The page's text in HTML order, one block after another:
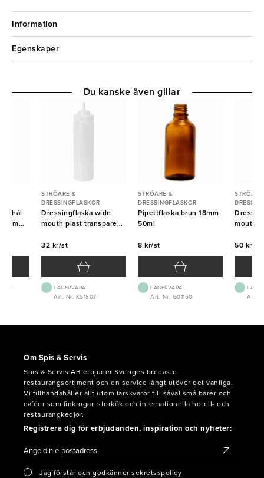
Information
Egenskaper
hål
1-2D
STRÖARE &
DRESSINGFLASKOR
Dressingflaska wide
mouth plast transparent
32 kr/st
LAGERVARA
Art. Nr: K51807
STRÖARE &
DRESSINGFLASKOR
Pipettflaska brun 18mm
50ml
8 kr/st
LAGERVARA
Art. Nr: G01150
mouth
50 kr/st
Art.
Du kanske även gillar
Om Spis & Servis
Spis & Servis AB erbjuder Sveriges bredaste
restaurangsortiment och en service långt utöver det vanliga.
Vi tillhandahåller allt utom färskvaror till såväl små barer och
caféer som finkrogar, storkök och internationella hotell- och
restaurangkedjor.
Registrera dig för erbjudanden, inspiration och nyheter:
Jag förstår och godkänner sekretsspolicy